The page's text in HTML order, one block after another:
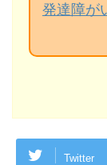
発達障が
Twitter